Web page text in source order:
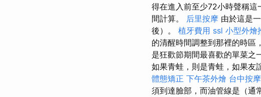
得在進入前至少72小時聲稱這
間計算。 后里按摩 由於這是
後）。 植牙費用 ssl 小型外燴
的清醒時間調整到那裡的時區
是狂歡節期間最喜歡的單菜之
如果青蛙，則是青蛙，如果友
體態矯正 下午茶外燴 台中按
須到達臉部，而油管線是（通